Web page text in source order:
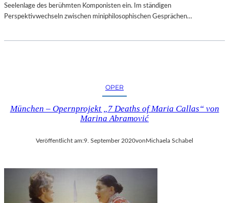
Seelenlage des berühmten Komponisten ein. Im ständigen
Perspektivwechseln zwischen miniphilosophischen Gesprächen…
OPER
München – Opernprojekt „7 Deaths of Maria Callas“ von
Marina Abramović
Veröffentlicht am:9. September 2020vonMichaela Schabel